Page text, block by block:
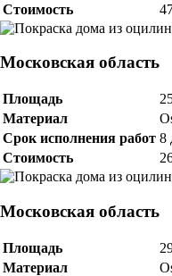
Стоимость
Московская область
Площадь
Материал
Срок исполнения работ 8
Стоимость
Московская область
Площадь
Материал